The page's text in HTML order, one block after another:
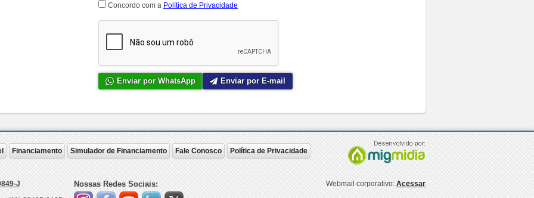
Concordo com a Política de Privacidade
Enviar por WhatsApp Enviar por E-mail
Financiamento Simulador de Financiamento Fale Conosco Política de Privacidade
Nossas Redes Sociais:
J
Webmail corporativo: Acessar